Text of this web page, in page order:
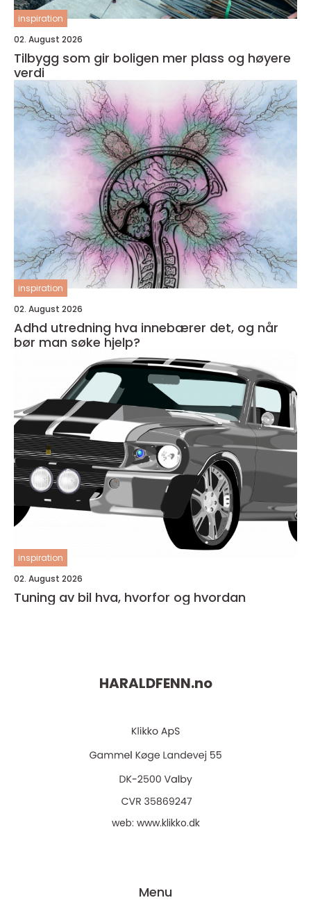
inspiration
02. August 2026
Tilbygg som gir boligen mer plass og høyere
verdi
inspiration
02. August 2026
Adhd utredning hva innebærer det, og når
bør man søke hjelp?
inspiration
02. August 2026
Tuning av bil hva, hvorfor og hvordan
HARALDFENN.no
web: www.klikko.dk
Menu